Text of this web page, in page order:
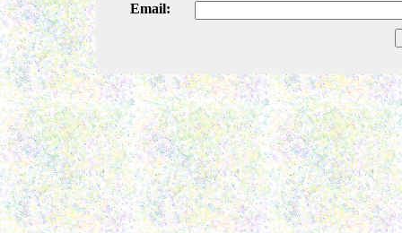
Email: